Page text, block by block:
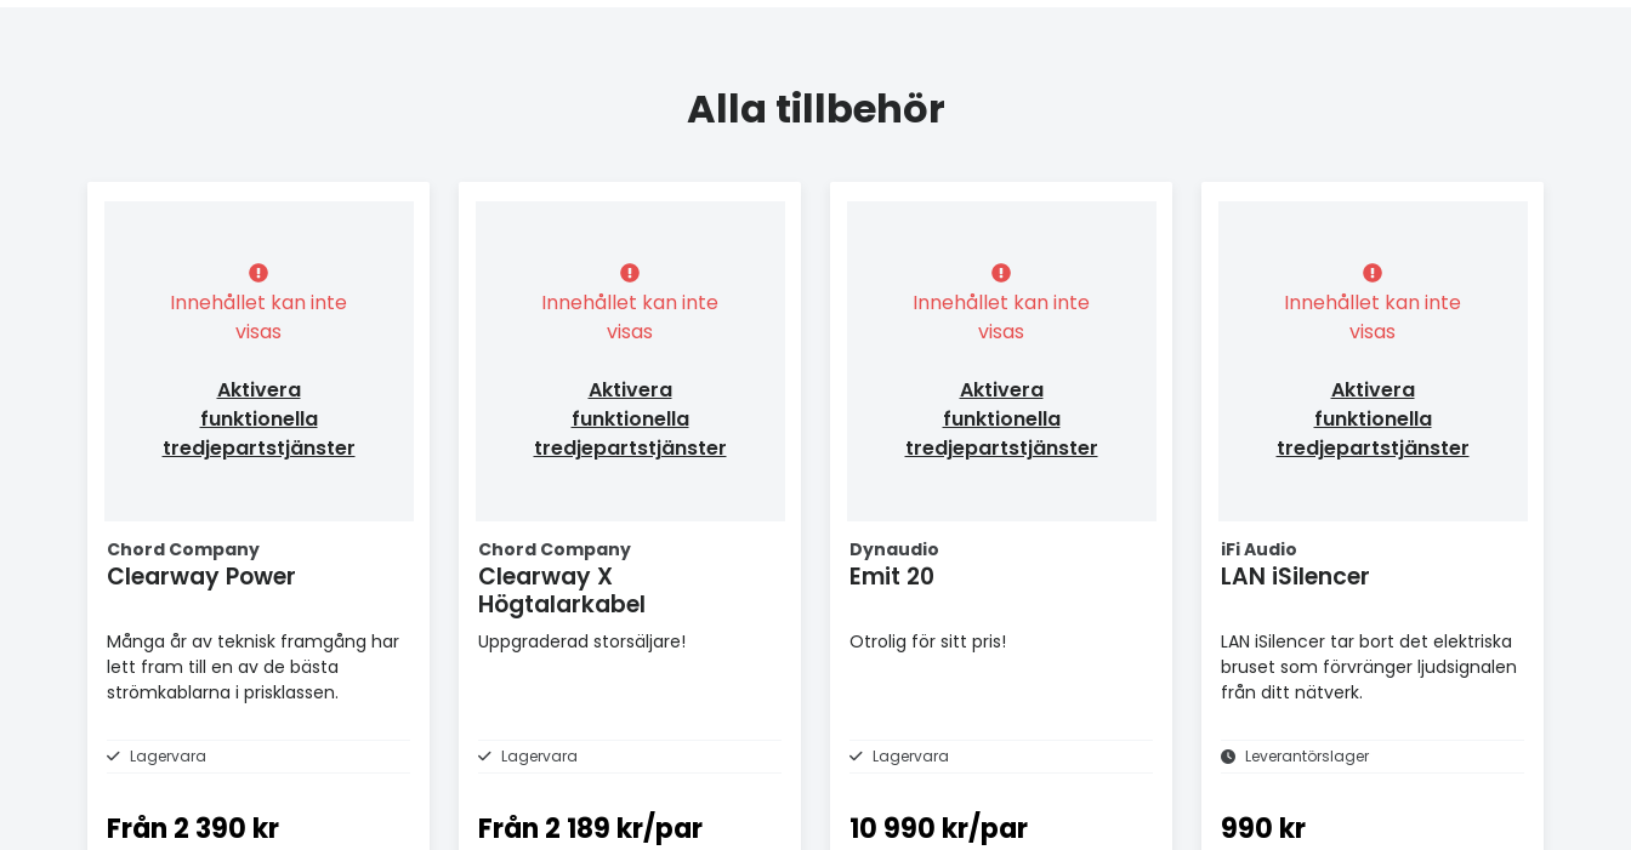
Alla tillbehör
Innehållet kan inte
visas
Aktivera
funktionella
tredjepartstjänster
Chord Company
Clearway Power
Många år av teknisk framgång har
lett fram till en av de bästa
strömkablarna i prisklassen.
Lagervara
Från 2 390 kr
Innehållet kan inte
visas
Aktivera
funktionella
tredjepartstjänster
Chord Company
Clearway X
Högtalarkabel
Uppgraderad storsäljare!
Lagervara
Från 2 189 kr/par
Innehållet kan inte
visas
Aktivera
funktionella
tredjepartstjänster
Dynaudio
Emit 20
Otrolig för sitt pris!
Lagervara
10 990 kr/par
Innehållet kan inte
visas
Aktivera
funktionella
tredjepartstjänster
iFi Audio
LAN iSilencer
LAN iSilencer tar bort det elektriska
bruset som förvränger ljudsignalen
från ditt nätverk.
Leverantörslager
990 kr